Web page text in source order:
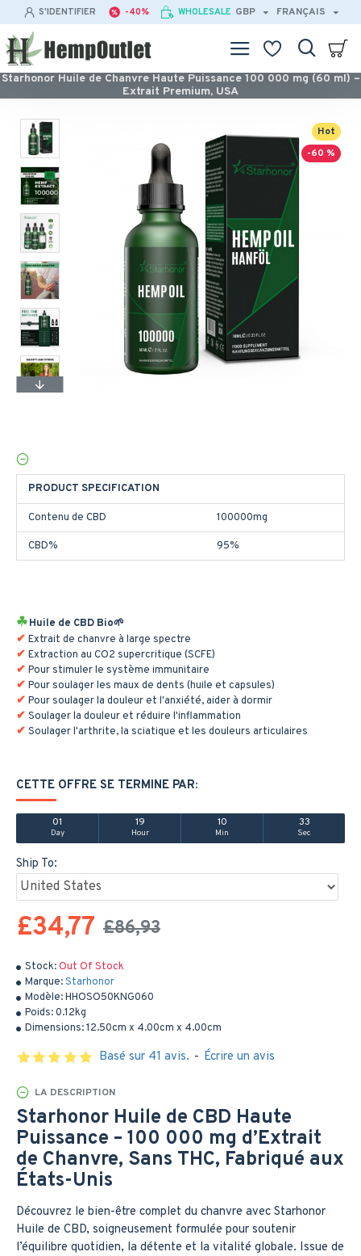
S'IDENTIFIER -40% WHOLESALE GBP FRANÇAIS
Starhonor Huile de Chanvre Haute Puissance 100 000 mg (60 ml) –
Extrait Premium, USA
Hot
-60 %
PRODUCT SPECIFICATION
Contenu de CBD 100000mg
CBD% 95%
Huile de CBD Bio🌱
Extrait de chanvre à large spectre
Extraction au CO2 supercritique (SCFE)
Pour stimuler le système immunitaire
Pour soulager les maux de dents (huile et capsules)
Pour soulager la douleur et l'anxiété, aider à dormir
Soulager la douleur et réduire l'inflammation
Soulager l'arthrite, la sciatique et les douleurs articulaires
Stock:Out Of Stock
Marque:Starhonor
Modèle:HHOSO50KNG060
Poids:0.12kg
Dimensions:12.50cm x 4.00cm x 4.00cm
Basé sur 41 avis. - Écrire un avis
CETTE OFFRE SE TERMINE PAR:
01
Day
19
Hour
10
Min
33
Sec
£34,77 £86,93
Ship To:
LA DESCRIPTION
Starhonor Huile de CBD Haute
Puissance – 100 000 mg d’Extrait
de Chanvre, Sans THC, Fabriqué aux
États-Unis
Découvrez le bien-être complet du chanvre avec Starhonor
Huile de CBD, soigneusement formulée pour soutenir
l’équilibre quotidien, la détente et la vitalité globale. Issue de